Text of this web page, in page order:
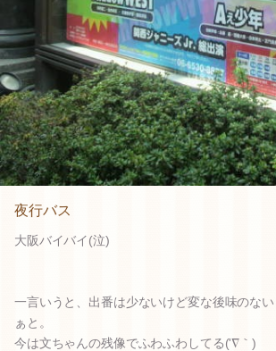
夜行バス
大阪バイバイ(泣)
一言いうと、出番は少ないけど変な後味のな
ぁと。
今は文ちゃんの残像でふわふわしてる('∇｀)